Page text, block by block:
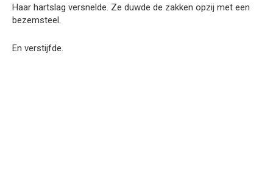
Haar hartslag versnelde. Ze duwde de zakken opzij met een
bezemsteel.
En verstijfde.